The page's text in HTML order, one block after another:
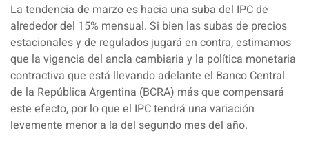
La tendencia de marzo es hacia una suba del IPC de
alrededor del 15% mensual. Si bien las subas de precios
estacionales y de regulados jugará en contra, estimamos
que la vigencia del ancla cambiaria y la política monetaria
contractiva que está llevando adelante el Banco Central
de la República Argentina (BCRA) más que compensará
este efecto, por lo que el IPC tendrá una variación
levemente menor a la del segundo mes del año.